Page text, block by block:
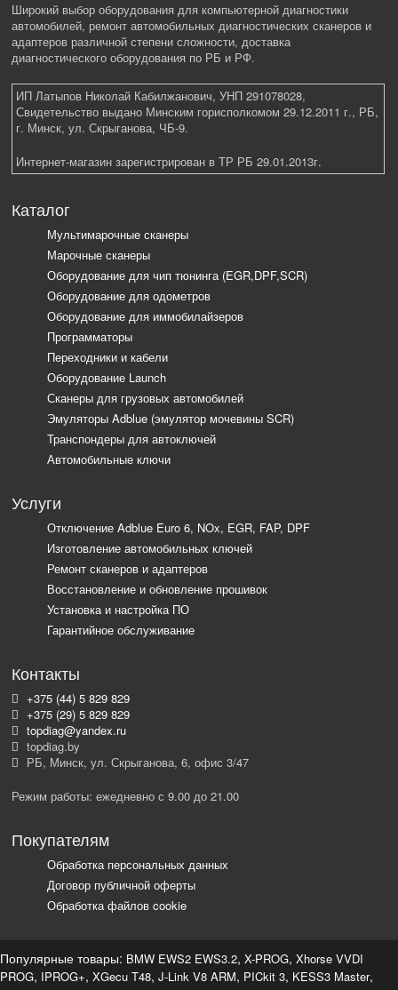
Широкий выбор оборудования для компьютерной диагностики
автомобилей, ремонт автомобильных диагностических сканеров и
адаптеров различной степени сложности, доставка
диагностического оборудования по РБ и РФ.
ИП Латыпов Николай Кабилжанович, УНП 291078028,
Свидетельство выдано Минским горисполкомом 29.12.2011 г., РБ,
г. Минск, ул. Скрыганова, ЧБ-9.
Интернет-магазин зарегистрирован в ТР РБ 29.01.2013г.
Каталог
Мультимарочные сканеры
Марочные сканеры
Оборудование для чип тюнинга (EGR,DPF,SCR)
Оборудование для одометров
Оборудование для иммобилайзеров
Программаторы
Переходники и кабели
Оборудование Launch
Сканеры для грузовых автомобилей
Эмуляторы Adblue (эмулятор мочевины SCR)
Транспондеры для автоключей
Автомобильные ключи
Услуги
Отключение Adblue Euro 6, NOx, EGR, FAP, DPF
Изготовление автомобильных ключей
Ремонт сканеров и адаптеров
Восстановление и обновление прошивок
Установка и настройка ПО
Гарантийное обслуживание
Контакты
+375 (44) 5 829 829
+375 (29) 5 829 829
topdiag@yandex.ru
topdiag.by
РБ, Минск, ул. Скрыганова, 6, офис 3/47
Режим работы: ежедневно с 9.00 до 21.00
Покупателям
Обработка персональных данных
Договор публичной оферты
Обработка файлов cookie
Популярные товары: BMW EWS2 EWS3.2, X-PROG, Xhorse VVDI
PROG, IPROG+, XGecu T48, J-Link V8 ARM, PICkit 3, KESS3 Master,